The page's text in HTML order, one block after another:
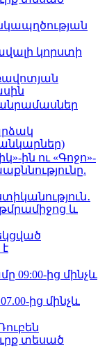
կորստի
ին ու «Գոջո»-
և
09:00-ից մինչև
ից մինչև
տեսած